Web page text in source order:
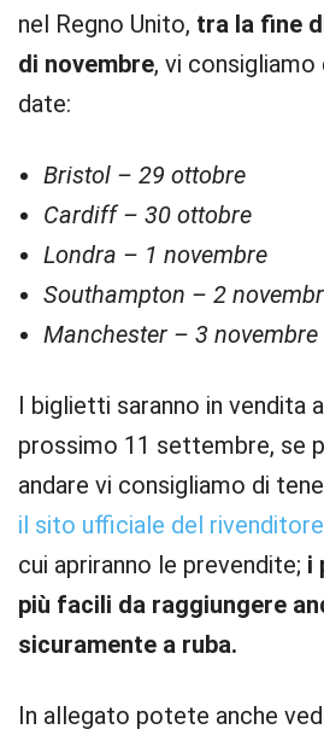
nel Regno Unito, tra la fine
di novembre, vi
date:
Bristol – 29 ottobre
Cardiff – 30 ottobre
Londra – 1 novembre
Southampton – 2
Manchester – 3 novembre
I biglietti saranno in vendita
prossimo 11 settembre, se
andare vi consigliamo di
il sito ufficiale del rivenditore
cui apriranno le prevendite; i
più facili da raggiungere
sicuramente a ruba.
In allegato potete anche